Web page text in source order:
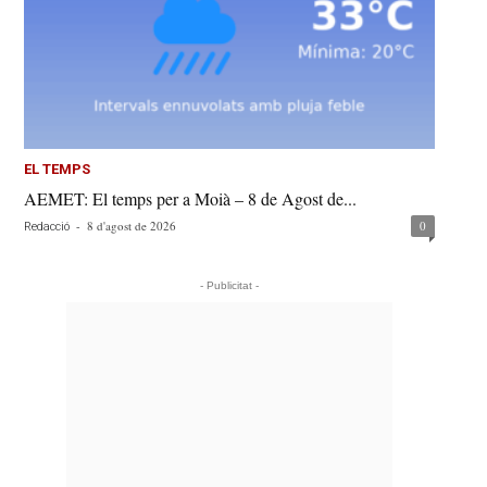
EL TEMPS
AEMET: El temps per a Moià – 8 de Agost de...
Redacció - 8 d'agost de 2026 0
- Publicitat -